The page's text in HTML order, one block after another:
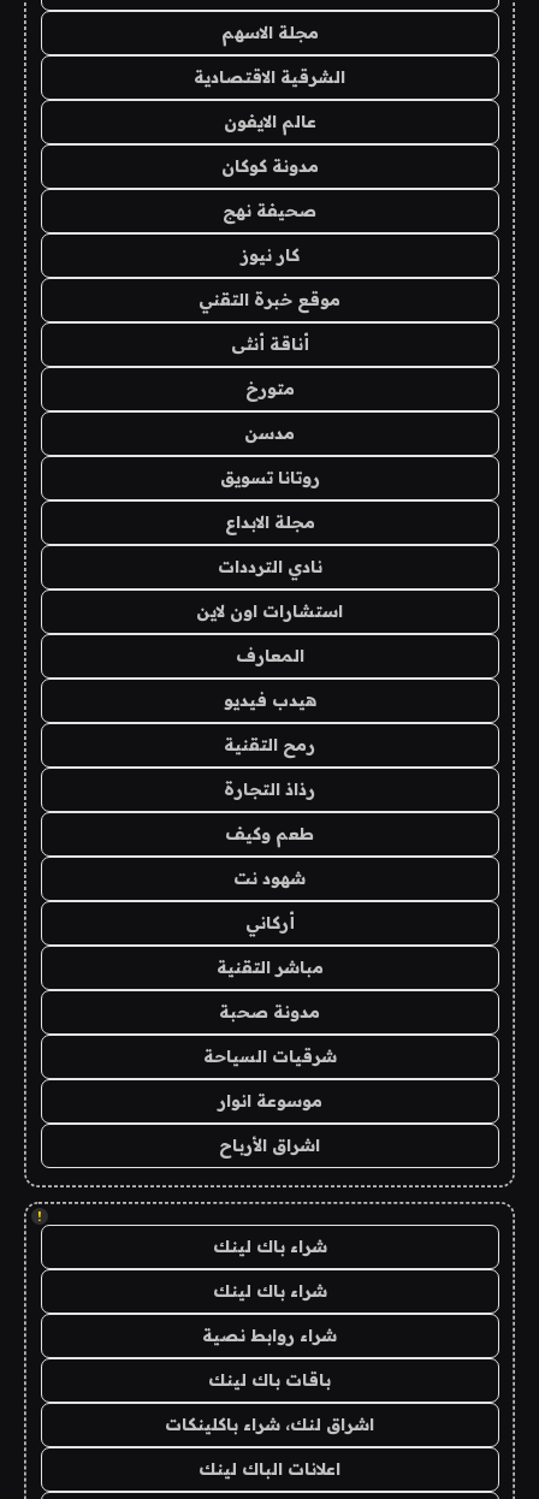
مجلة الاسهم
الشرقية الاقتصادية
عالم الايفون
مدونة كوكان
صحيفة نهج
كار نيوز
موقع خبرة التقني
أناقة أنثى
متورخ
مدسن
روتانا تسويق
مجلة الابداع
نادي الترددات
استشارات اون لاين
المعارف
هيدب فيديو
رمح التقنية
رذاذ التجارة
طعم وكيف
شهود نت
أركاني
مباشر التقنية
مدونة صحبة
شرقيات السياحة
موسوعة انوار
اشراق الأرباح
!
شراء باك لينك
شراء باك لينك
شراء روابط نصية
باقات باك لينك
اشراق لنك، شراء باكلينكات
اعلانات الباك لينك